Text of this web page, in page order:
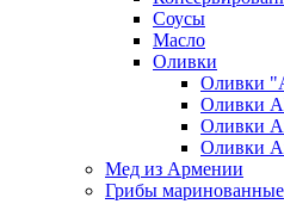
Соусы
Масло
Оливки
Оливки
Оливки
Оливки
Оливки
Мед из Армении
Грибы маринованные